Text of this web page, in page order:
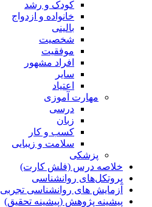
کودک و رشد
خانواده و ازدواج
بالینی
شخصیت
موفقیت
افراد مشهور
سایر
اعتیاد
مهارت آموزی
درسی
زبان
کسب و کار
سلامت و زیبایی
پزشکی
خلاصه درس (فلش کارت)
پروتکل‌های روانشناسی
آزمایش های روانشناسی تجربی
پیشینه پژوهش (پیشینه تحقیق)